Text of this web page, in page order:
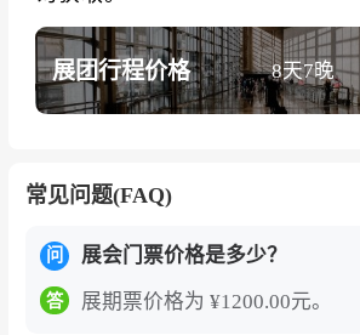
展团行程价格 8天7晚
常见问题(FAQ)
问 展会门票价格是多少？
答 展期票价格为 ¥1200.00元。